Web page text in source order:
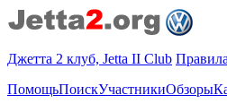
Джетта 2 клуб, Jetta II Club Правила
ПомощьПоискУчастникиОбзоры